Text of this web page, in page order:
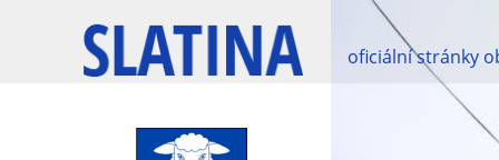
oficiální stránky